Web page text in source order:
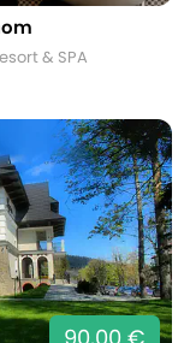
& SPA
90,00 €